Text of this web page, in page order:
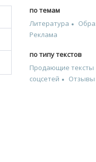
по темам
Литература
Реклама
по типу текстов
Продающие тексты
соцсетей
Отзывы